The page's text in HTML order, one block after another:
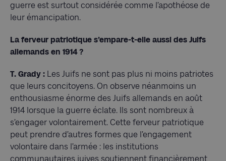
guerre est surtout considérée comme l’apothéose de
leur émancipation.
La ferveur patriotique s’empare-t-elle aussi des Juifs
allemands en 1914 ?
T. Grady : Les Juifs ne sont pas plus ni moins patriotes
que leurs concitoyens. On observe néanmoins un
enthousiasme énorme des Juifs allemands en août
1914 lorsque la guerre éclate. Ils sont nombreux à
s’engager volontairement. Cette ferveur patriotique
peut prendre d’autres formes que l’engagement
volontaire dans l’armée : les institutions
communautaires juives soutiennent financièrement